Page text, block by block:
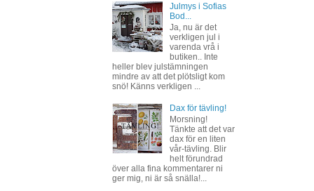
Julmys i Sofias
Bod...
Ja, nu är det
verkligen jul i
varenda vrå i
butiken.. Inte
heller blev julstämningen
mindre av att det plötsligt kom
snö! Känns verkligen ...
Dax för tävling!
Morsning!
Tänkte att det var
dax för en liten
vår-tävling. Blir
helt förundrad
över alla fina kommentarer ni
ger mig, ni är så snälla!...